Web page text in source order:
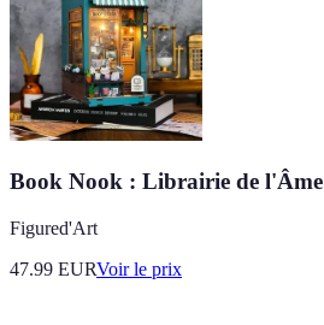
Book Nook : Librairie de l'Âme
Figured'Art
47.99 EURVoir le prix